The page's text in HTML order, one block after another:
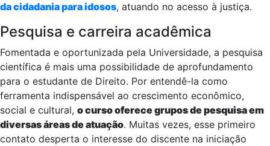
da cidadania para idosos, atuando no acesso à justiça.
Pesquisa e carreira acadêmica
Fomentada e oportunizada pela Universidade, a pesquisa
científica é mais uma possibilidade de aprofundamento
para o estudante de Direito. Por entendê-la como
ferramenta indispensável ao crescimento econômico,
social e cultural, o curso oferece grupos de pesquisa em
diversas áreas de atuação. Muitas vezes, esse primeiro
contato desperta o interesse do discente na iniciação